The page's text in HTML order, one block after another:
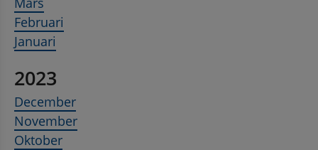
Februari
Januari
2023
December
November
Oktober